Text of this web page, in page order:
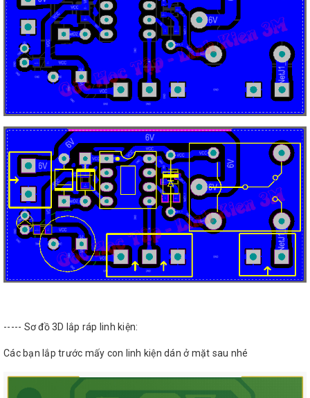
----- Sơ đồ 3D lắp ráp linh kiện:
Các bạn lắp trước mấy con linh kiện dán ở mặt sau nhé